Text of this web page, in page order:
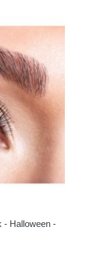
- Halloween -